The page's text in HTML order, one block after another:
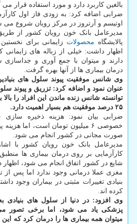
بالغین کاربرد دارد و مورد استفاده قرار می
ضرابی اضافه کرد: به زودی فاز اول
اوتیسم و آرتروز در مرکز رویان شروع می
مدیرعامل بانک خون رویان کشور از
پالایشگاه محصولات زایمانی برای نخستین
اظهار داشت: خیلی از زباله های زایمانی
دارند و میتوان با جمع آوری و جداسازی
درمان بیماری ها از آنها بهره گرفت.
عنوان نمود و اضافه کرد: تزریق و پیوند
توانسته شانس زنده ماندن این افراد را
۲۵ درصد موفقیت هم بسیار اهمیت دارد.
ضرابی بیان نمود: هزینه ذخیره سازی
خصوصی ۶ میلیون تومان است، اما
صورت مجانی در کشور انجام می شود.
مدیرعامل بانک خون رویان کشور با
کارآزمایی بر روی درمان بیماری ها منطبق
شایع در کشور اتفاق انجام می شود، اظهار
مغزی عملا درمانی وجود ندارد اما پس از
بنیادی تغییرات مثبتی در بیماران وجود
کرده اند.
وی افزود: در دنیا از سلول های بنیادی
پزشکی یاد می شود، اما برخی تصور می
میتوان همه بیماری ها را درمان کرد که